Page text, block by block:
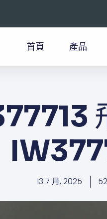
首頁 產品
13 7 月, 2025